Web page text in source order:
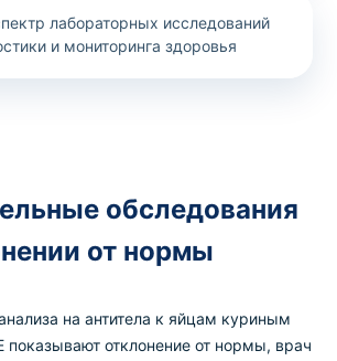
лабораторных исследований
и мониторинга здоровья
обследования
от нормы
на антитела к яйцам куриным
показывают отклонение от нормы, врач